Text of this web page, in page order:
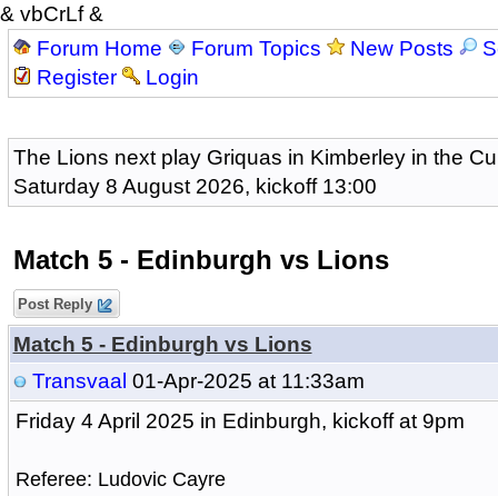
& vbCrLf &
Forum Home
Forum Topics New Posts
Register
Login
The Lions next play Griquas in Kimberley in the
Saturday 8 August 2026, kickoff 13:00
Match 5 - Edinburgh vs Lions
Post Reply
Match 5 - Edinburgh vs Lions
Transvaal 01-Apr-2025 at 11:33am
Friday 4 April 2025 in Edinburgh, kickoff at 9pm
Referee: Ludovic Cayre